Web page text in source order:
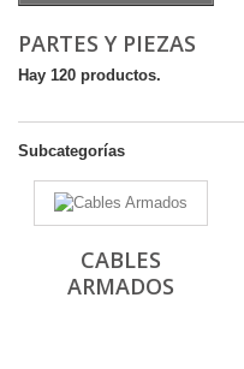
PARTES Y PIEZAS
Hay 120 productos.
Subcategorías
CABLES
ARMADOS